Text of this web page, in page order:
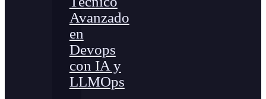
Avanzado
en
Devops
con IA y
LLMOps